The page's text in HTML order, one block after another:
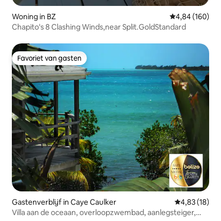
Woning in BZ Gemiddelde
4,84 (160)
Chapito's 8 Clashing Winds,near Split.GoldStandard
Favoriet van gasten
Favoriet van gasten
Gastenverblijf in Caye Caulker Gemiddelde
4,83 (18)
Villa aan de oceaan, overloopzwembad, aanlegsteiger,